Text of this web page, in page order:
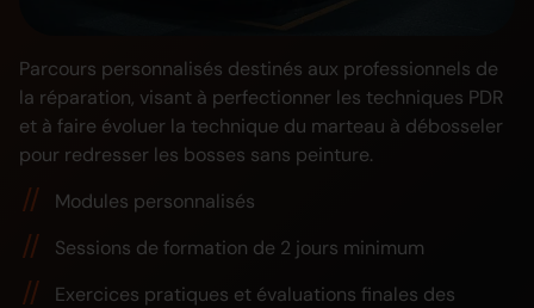
Parcours personnalisés destinés aux professionnels de
la réparation, visant à perfectionner les techniques PDR
et à faire évoluer la technique du marteau à débosseler
pour redresser les bosses sans peinture.
Modules personnalisés
Sessions de formation de 2 jours minimum
Exercices pratiques et évaluations finales des